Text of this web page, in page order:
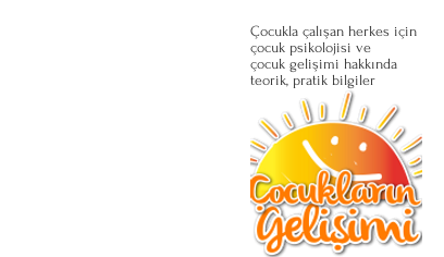
Çocukla çalışan herkes için
çocuk psikolojisi ve
çocuk gelişimi hakkında
teorik, pratik bilgiler